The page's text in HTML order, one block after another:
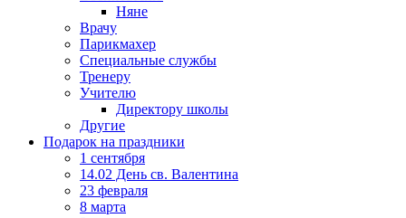
Няне
Врачу
Парикмахер
Специальные службы
Тренеру
Учителю
Директору школы
Другие
Подарок на праздники
1 сентября
14.02 День св. Валентина
23 февраля
8 марта